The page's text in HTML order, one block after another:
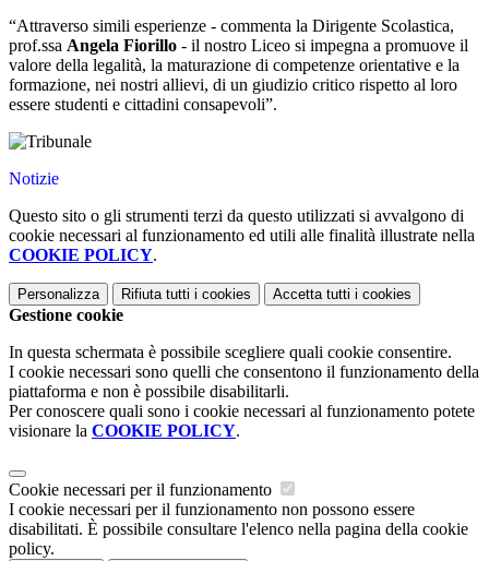
“Attraverso simili esperienze - commenta la Dirigente Scolastica,
prof.ssa Angela Fiorillo - il nostro Liceo si impegna a promuove il
valore della legalità, la maturazione di competenze orientative e la
formazione, nei nostri allievi, di un giudizio critico rispetto al loro
essere studenti e cittadini consapevoli”.
Notizie
Questo sito o gli strumenti terzi da questo utilizzati si avvalgono di
cookie necessari al funzionamento ed utili alle finalità illustrate nella
COOKIE POLICY.
Personalizza Rifiuta tutti i cookies Accetta tutti i cookies
Gestione cookie
In questa schermata è possibile scegliere quali cookie consentire.
I cookie necessari sono quelli che consentono il funzionamento della
piattaforma e non è possibile disabilitarli.
Per conoscere quali sono i cookie necessari al funzionamento potete
visionare la COOKIE POLICY.
Cookie necessari per il funzionamento
I cookie necessari per il funzionamento non possono essere
disabilitati. È possibile consultare l'elenco nella pagina della cookie
policy.